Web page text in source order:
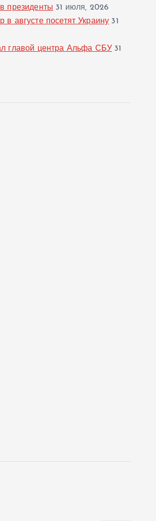
президенты 31 июля, 2026
августе посетят Украину 31
главой центра Альфа СБУ 31